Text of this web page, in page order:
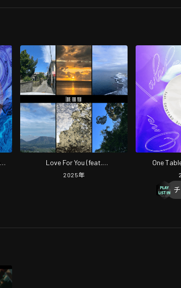
Love For You (feat.
oviik/99broadway, illy lamp, repsy,
2025年
One
oviik/